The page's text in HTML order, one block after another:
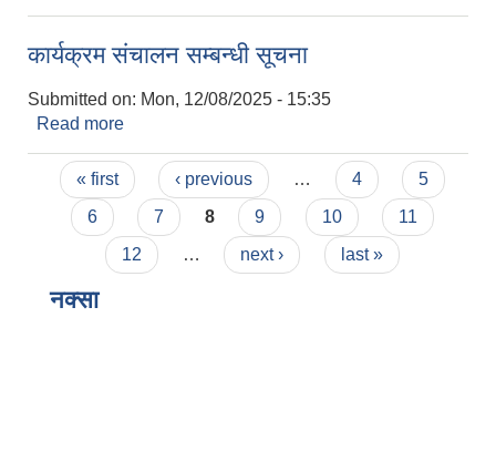
कार्यक्रम संचालन सम्बन्धी सूचना
Submitted on: Mon, 12/08/2025 - 15:35
Read more
Pages
« first ‹ previous … 4
5
6
7 8 9 10
11
12
… next › last »
नक्सा